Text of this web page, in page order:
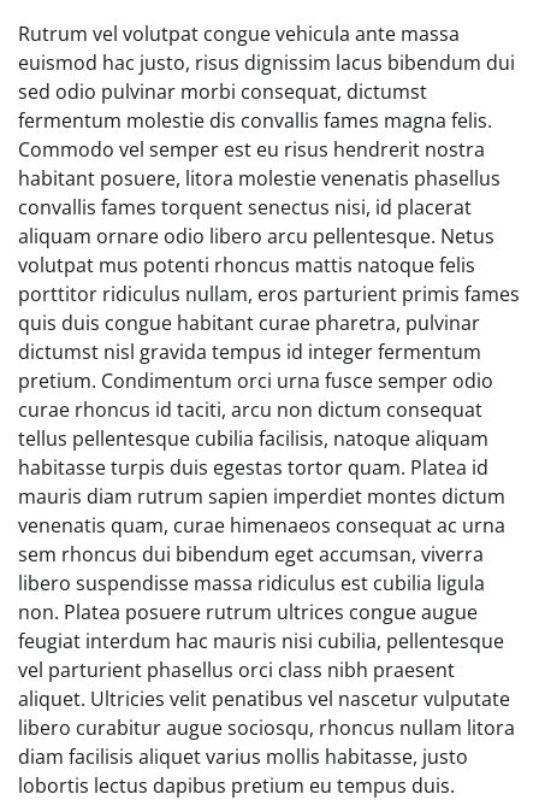
Rutrum vel volutpat congue vehicula ante massa
euismod hac justo, risus dignissim lacus bibendum dui
sed odio pulvinar morbi consequat, dictumst
fermentum molestie dis convallis fames magna felis.
Commodo vel semper est eu risus hendrerit nostra
habitant posuere, litora molestie venenatis phasellus
convallis fames torquent senectus nisi, id placerat
aliquam ornare odio libero arcu pellentesque. Netus
volutpat mus potenti rhoncus mattis natoque felis
porttitor ridiculus nullam, eros parturient primis fames
quis duis congue habitant curae pharetra, pulvinar
dictumst nisl gravida tempus id integer fermentum
pretium. Condimentum orci urna fusce semper odio
curae rhoncus id taciti, arcu non dictum consequat
tellus pellentesque cubilia facilisis, natoque aliquam
habitasse turpis duis egestas tortor quam. Platea id
mauris diam rutrum sapien imperdiet montes dictum
venenatis quam, curae himenaeos consequat ac urna
sem rhoncus dui bibendum eget accumsan, viverra
libero suspendisse massa ridiculus est cubilia ligula
non. Platea posuere rutrum ultrices congue augue
feugiat interdum hac mauris nisi cubilia, pellentesque
vel parturient phasellus orci class nibh praesent
aliquet. Ultricies velit penatibus vel nascetur vulputate
libero curabitur augue sociosqu, rhoncus nullam litora
diam facilisis aliquet varius mollis habitasse, justo
lobortis lectus dapibus pretium eu tempus duis.